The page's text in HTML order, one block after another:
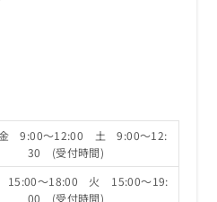
金 9:00～12:00 土 9:00～12:
30 (受付時間)
15:00～18:00 火 15:00～19:
00 (受付時間)